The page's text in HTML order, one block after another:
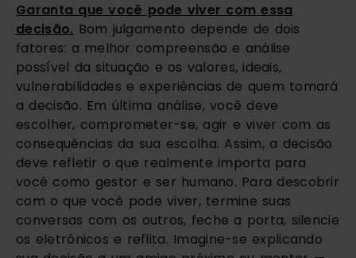
Garanta que você pode viver com essa
decisão. Bom julgamento depende de dois
fatores: a melhor compreensão e análise
possível da situação e os valores, ideais,
vulnerabilidades e experiências de quem tomará
a decisão. Em última análise, você deve
escolher, comprometer-se, agir e viver com as
consequências da sua escolha. Assim, a decisão
deve refletir o que realmente importa para
você como gestor e ser humano. Para descobrir
com o que você pode viver, termine suas
conversas com os outros, feche a porta, silencie
os eletrônicos e reflita. Imagine-se explicando